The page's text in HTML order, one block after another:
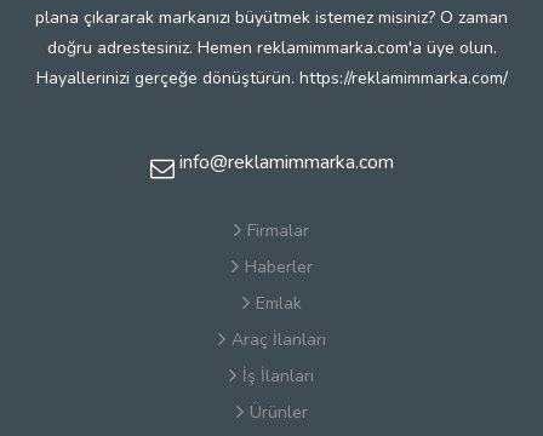
plana çıkararak markanızı büyütmek istemez misiniz? O zaman
doğru adrestesiniz. Hemen reklamimmarka.com'a üye olun.
Hayallerinizi gerçeğe dönüştürün. https://reklamimmarka.com/
info@reklamimmarka.com
Firmalar
Haberler
Emlak
Araç İlanları
İş İlanları
Ürünler